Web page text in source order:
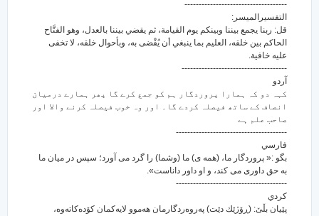
------------------------------------
التفسيرالميسر:
قل: ربنا يجمع بيننا وبينكم يوم القيامة، ثم يقضي بيننا بالعدل، وهو الفتَّاح
الحاكم بين خلقه، العليم بما ينبغي أن يُقْضى به، وبأحوال خلقه، لا تخفى
عليه خافية.
-------------------------------------
آردو
کہہ دو کہ ہمارا پروردگار ہم کو جمع کرے گا پھر ہمارے درمیان
انصاف کے ساتھ فیصلہ کردے گا۔ اور وہ خوب فیصلہ کرنے والا اور
صاحب علم ہے
---------------------------------------
فارسي
بگو :« پروردگار ما، (همه ی) ما (وشما) را گرد می آورد؛ سپس در میان ما
به حق داوری می کند، و او داور داناست».
---------------------------------------
كردي
پێیان بڵێ: (ڕۆژێك دێت) په‌روه‌ردگارمان هه‌موو لایه‌کمان کۆده‌کاته‌وه‌،